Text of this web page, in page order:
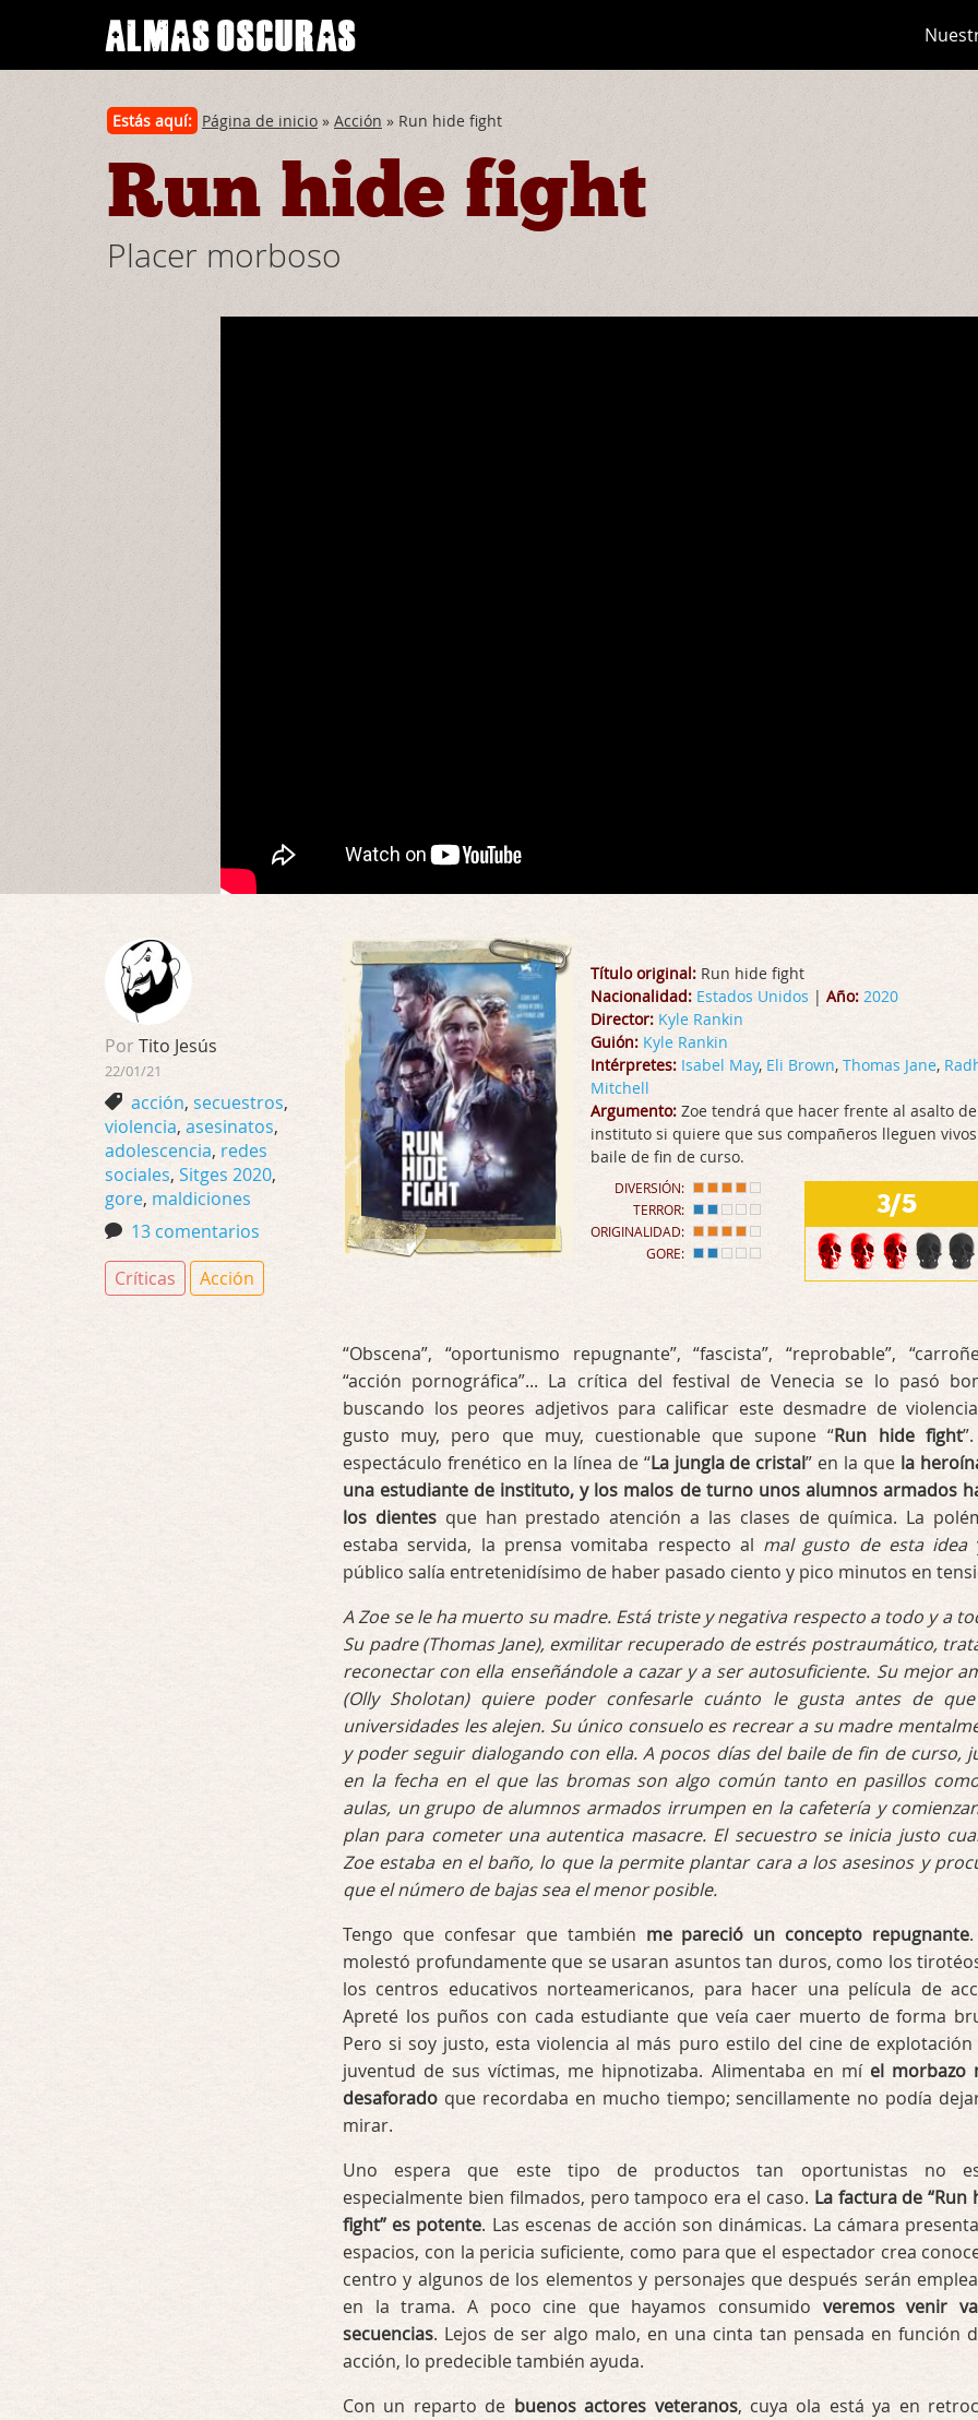
Estás aquí: Página de inicio » Acción » Run hide fight
Run hide fight
Placer morboso
Título original: Run hide fight
Nacionalidad: Estados Unidos | Año: 2020
Director: Kyle Rankin
Guión: Kyle Rankin
Intérpretes: Isabel May, Eli Brown, Thomas Jane,
Mitchell
Argumento: Zoe tendrá que hacer frente al asalto
instituto si quiere que sus compañeros lleguen
baile de fin de curso.
DIVERSIÓN:
TERROR:
ORIGINALIDAD:
GORE:
3/5
“Obscena”, “oportunismo repugnante”, “fascista”, “reprobable”,
“acción pornográfica”... La crítica del festival de Venecia se lo pasó
buscando los peores adjetivos para calificar este desmadre de
gusto muy, pero que muy, cuestionable que supone “Run hide fight
espectáculo frenético en la línea de “La jungla de cristal” en la que la
una estudiante de instituto, y los malos de turno unos alumnos armados
los dientesque han prestado atención a las clases de química. La
estaba servida, la prensa vomitaba respecto al mal gusto de esta idea
público salía entretenidísimo de haber pasado ciento y pico minutos en
A Zoe se le ha muerto su madre. Está triste y negativa respecto a todo y a
Su padre (Thomas Jane), exmilitar recuperado de estrés postraumático,
reconectar con ella enseñándole a cazar y a ser autosuficiente. Su mejor
(Olly Sholotan) quiere poder confesarle cuánto le gusta antes de
universidades les alejen. Su único consuelo es recrear a su madre
y poder seguir dialogando con ella. A pocos días del baile de fin de curso,
en la fecha en el que las bromas son algo común tanto en pasillos
aulas, un grupo de alumnos armados irrumpen en la cafetería y
plan para cometer una autentica masacre. El secuestro se inicia justo
Zoe estaba en el baño, lo que la permite plantar cara a los asesinos y
que el número de bajas sea el menor posible.
Tengo que confesar que también me pareció un concepto repugnante
molestó profundamente que se usaran asuntos tan duros, como los
los centros educativos norteamericanos, para hacer una película de
Apreté los puños con cada estudiante que veía caer muerto de forma
Pero si soy justo, esta violencia al más puro estilo del cine de explotación
juventud de sus víctimas, me hipnotizaba. Alimentaba en mí el morbazo
desaforado que recordaba en mucho tiempo; sencillamente no podía
mirar.
Uno espera que este tipo de productos tan oportunistas no
especialmente bien filmados, pero tampoco era el caso. La factura de “Run
fight” es potente. Las escenas de acción son dinámicas. La cámara
espacios, con la pericia suficiente, como para que el espectador crea
centro y algunos de los elementos y personajes que después serán
en la trama. A poco cine que hayamos consumido veremos venir
secuencias. Lejos de ser algo malo, en una cinta tan pensada en función
acción, lo predecible también ayuda.
Con un reparto de buenos actores veteranos, cuya ola está ya en
Por Tito Jesús
22/01/21
acción, secuestros,
violencia, asesinatos,
adolescencia, redes
sociales, Sitges 2020,
gore, maldiciones
13 comentarios
Críticas
Acción